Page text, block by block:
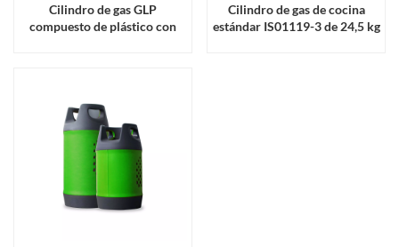
Cilindro de gas GLP
compuesto de plástico con
Cilindro de gas de cocina
estándar IS01119-3 de 24,5 kg